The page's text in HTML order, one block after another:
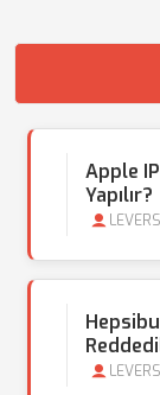
Apple
Yapılır?